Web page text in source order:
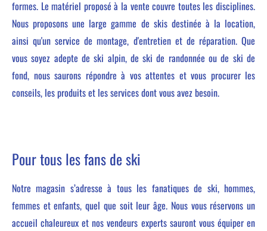
formes. Le matériel proposé à la vente couvre toutes les disciplines.
Nous proposons une large gamme de skis destinée à la location,
ainsi qu'un service de montage, d'entretien et de réparation. Que
vous soyez adepte de ski alpin, de ski de randonnée ou de ski de
fond, nous saurons répondre à vos attentes et vous procurer les
conseils, les produits et les services dont vous avez besoin.
Pour tous les fans de ski
Notre magasin s’adresse à tous les fanatiques de ski, hommes,
femmes et enfants, quel que soit leur âge. Nous vous réservons un
accueil chaleureux et nos vendeurs experts sauront vous équiper en